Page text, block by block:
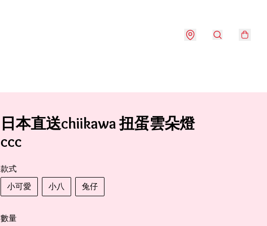
日本直送chiikawa 扭蛋雲朵燈
ccc
款式
小可愛
小八 兔仔
數量